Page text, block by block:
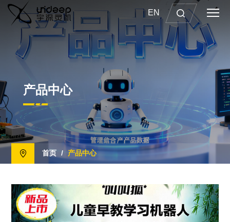
EN
产品中心
首页 / 产品中心